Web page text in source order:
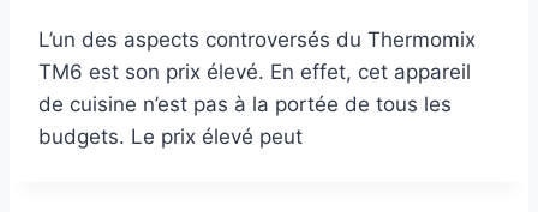
L’un des aspects controversés du Thermomix
TM6 est son prix élevé. En effet, cet appareil
de cuisine n’est pas à la portée de tous les
budgets. Le prix élevé peut